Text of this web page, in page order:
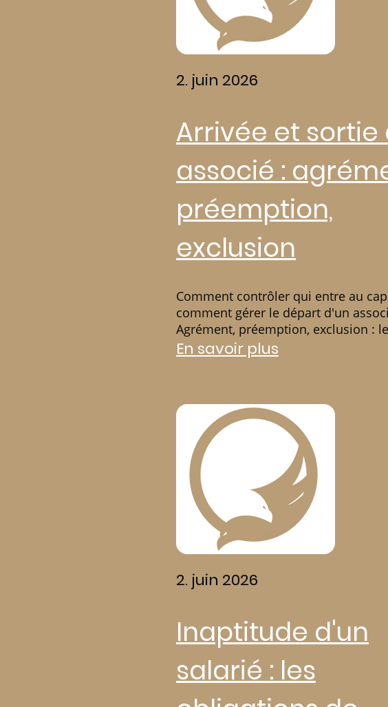
2. juin 2026
Arrivée et sortie
associé :
préemption,
exclusion
Comment contrôler qui entre au
comment gérer le départ d'un
Agrément, préemption, exclusion :
selon SARL et SAS. TOTEM Avignon
En savoir plus
2. juin 2026
Inaptitude d'un
salarié : les